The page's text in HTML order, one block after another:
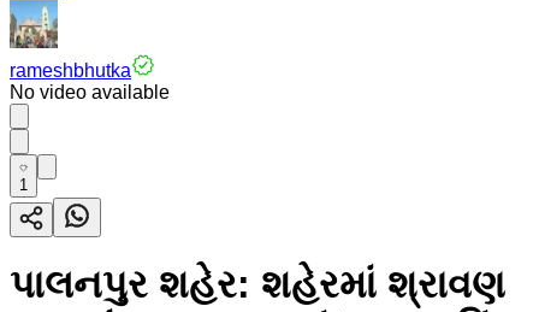
rameshbhutka
No video available
1
પાલનપુર શહેર: શહેરમાં શ્રાવણ